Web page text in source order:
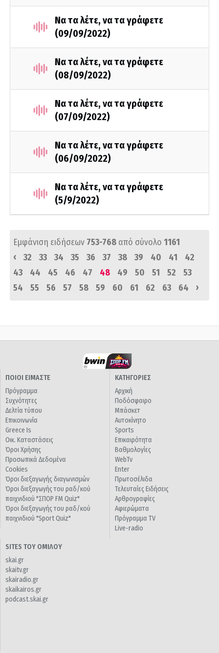
Να τα λέτε, να τα γράφετε
(09/09/2022)
Να τα λέτε, να τα γράφετε
(08/09/2022)
Να τα λέτε, να τα γράφετε
(07/09/2022)
Να τα λέτε, να τα γράφετε
(06/09/2022)
Να τα λέτε, να τα γράφετε
(5/9/2022)
Εμφάνιση ειδήσεων 753-768 από σύνολο 1161
‹
32 33 34 35 36 37 38 39 40 41
42
43
44 45 46 47 48 49 50 51 52
53
54
55 56 57 58 59 60 61 62 63 64 ›
ΠΟΙΟΙ ΕΙΜΑΣΤΕ
Πρόγραμμα
Συχνότητες
Δελτία τύπου
Επικοινωνία
Greece Is
Οικ. Καταστάσεις
Όροι Χρήσης
Προσωπικά Δεδομένα
Cookies
Όροι διεξαγωγής διαγωνισμών
Όροι διεξαγωγής του ραδ/κού
παιχνιδιού "ΣΠΟΡ FM Quiz"
Όροι διεξαγωγής του ραδ/κού
παιχνιδιού "Sport Quiz"
ΚΑΤΗΓΟΡΙΕΣ
Αρχική
Ποδόσφαιρο
Μπάσκετ
Αυτοκίνητο
Sports
Επικαιρότητα
Βαθμολογίες
WebTv
Enter
Πρωτοσέλιδα
Τελευταίες Ειδήσεις
Αρθρογραφίες
Αφιερώματα
Πρόγραμμα TV
Live-radio
SITES ΤΟΥ ΟΜΙΛΟΥ
skai.gr
skaitv.gr
skairadio.gr
skaikairos.gr
podcast.skai.gr